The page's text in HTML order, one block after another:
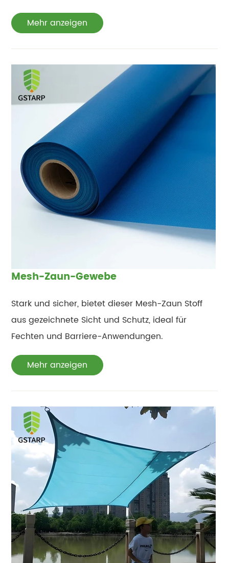
Mehr anzeigen
Mesh-Zaun-Gewebe
Stark und sicher, bietet dieser Mesh-Zaun Stoff
aus gezeichnete Sicht und Schutz, ideal für
Fechten und Barriere-Anwendungen.
Mehr anzeigen